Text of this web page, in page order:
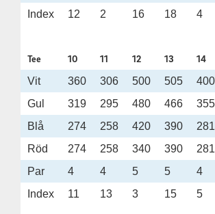
Index
12 2 16 18 4
Tee 10 11 12 13 14
Vit
360 306 500 505 400
Gul
319 295 480 466 355
Blå
274 258 420 390 281
Röd
274 258 340 390 281
Par
4 4 5 5 4
Index
11 13 3 15 5